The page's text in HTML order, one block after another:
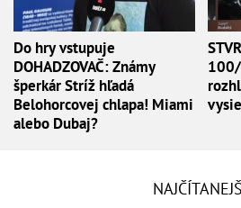
Do hry vstupuje
DOHADZOVAČ: Známy
šperkár Stríž hľadá
Belohorcovej chlapa! Miami
alebo Dubaj?